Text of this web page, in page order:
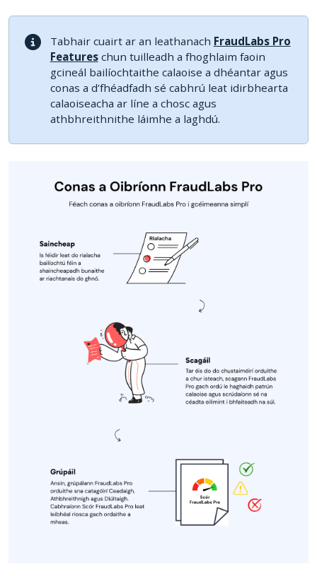
Tabhair cuairt ar an leathanach FraudLabs Pro
Featureschun tuilleadh a fhoghlaim faoin
gcineál bailíochtaithe calaoise a dhéantar agus
conas a d’fhéadfadh sé cabhrú leat idirbhearta
calaoiseacha ar líne a chosc agus
athbhreithnithe láimhe a laghdú.